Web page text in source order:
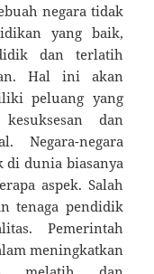
negara tidak
yang baik,
dan terlatih
Hal ini akan
peluang yang
dan
Negara-negara
di dunia biasanya
aspek. Salah
tenaga pendidik
Pemerintah
meningkatkan